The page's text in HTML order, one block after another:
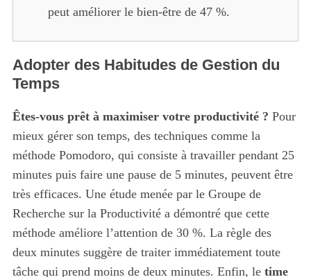
peut améliorer le bien-être de 47 %.
Adopter des Habitudes de Gestion du
Temps
Êtes-vous prêt à maximiser votre productivité ? Pour
mieux gérer son temps, des techniques comme la
méthode Pomodoro, qui consiste à travailler pendant 25
minutes puis faire une pause de 5 minutes, peuvent être
très efficaces. Une étude menée par le Groupe de
Recherche sur la Productivité a démontré que cette
méthode améliore l’attention de 30 %. La règle des
deux minutes suggère de traiter immédiatement toute
tâche qui prend moins de deux minutes. Enfin, le time